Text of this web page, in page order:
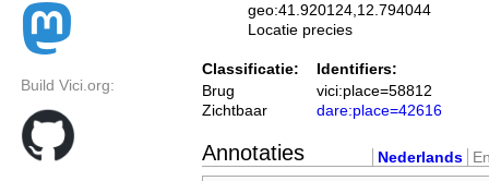
Build Vici.org:
geo:41.920124,12.794044
Locatie precies
Classificatie:
Brug
Zichtbaar
Identifiers:
vici:place=58812
dare:place=42616
Annotaties Nederlands